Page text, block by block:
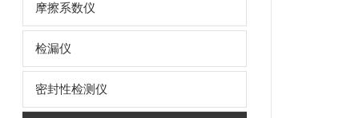
摩擦系数仪
检漏仪
密封性检测仪